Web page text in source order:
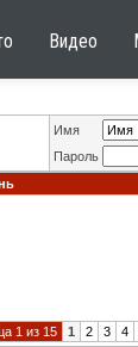
Видео
Имя
Пароль
1 из 15 1 2 3 4